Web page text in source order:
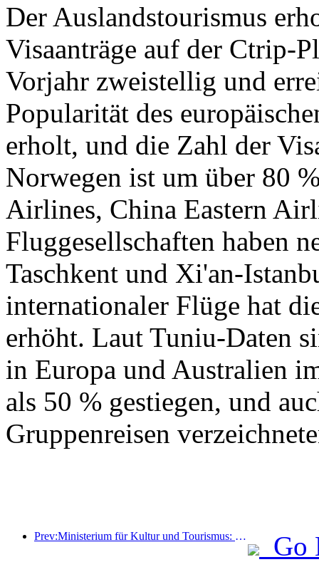
Der Auslandstourismus
Visaanträge auf der Ctrip-
Vorjahr zweistellig und
Popularität des
erholt, und die Zahl der
Norwegen ist um über 80
Airlines, China Eastern
Fluggesellschaften haben
Taschkent und Xi'an-
internationaler Flüge hat
erhöht. Laut Tuniu-Daten
in Europa und Australien
als 50 % gestiegen, und
Gruppenreisen
Prev:Ministerium für Kultur und Tourismus: Stärkung des Qualitätsmanagements von Touristenattraktionen und Verbesserung des Serviceniveaus von Sehenswürdigkeiten
Go